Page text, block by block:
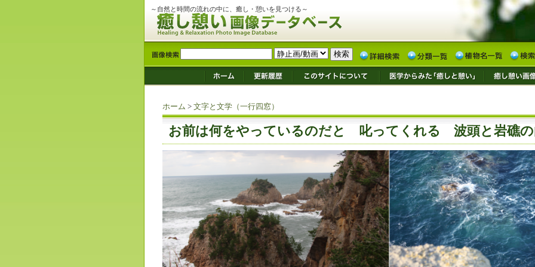
～自然と時間の流れの中に、癒し・憩いを見つける～
ホーム > 文字と文学（一行四窓）
お前は何をやっているのだと 叱ってくれる 波頭と岩礁